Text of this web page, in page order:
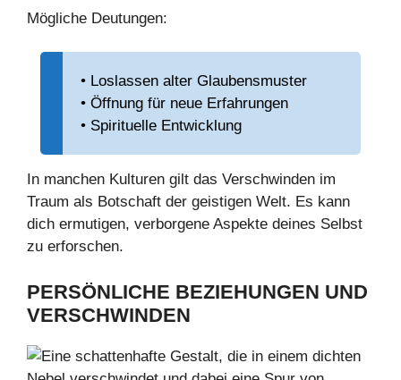
Mögliche Deutungen:
• Loslassen alter Glaubensmuster
• Öffnung für neue Erfahrungen
• Spirituelle Entwicklung
In manchen Kulturen gilt das Verschwinden im
Traum als Botschaft der geistigen Welt. Es kann
dich ermutigen, verborgene Aspekte deines Selbst
zu erforschen.
PERSÖNLICHE BEZIEHUNGEN UND
VERSCHWINDEN